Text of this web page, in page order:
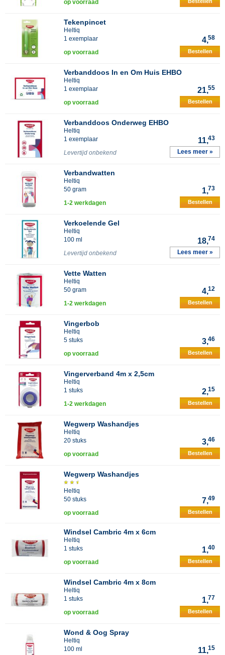
op voorraad
Tekenpincet
Heltiq
1 exemplaar
4,58
op voorraad Bestellen
Verbanddoos In en Om Huis EHBO
Heltiq
1 exemplaar
21,55
op voorraad Bestellen
Verbanddoos Onderweg EHBO
Heltiq
1 exemplaar
11,43
Levertijd onbekend Lees meer »
Verbandwatten
Heltiq
50 gram
1,73
1-2 werkdagen Bestellen
Verkoelende Gel
Heltiq
100 ml
18,74
Levertijd onbekend Lees meer »
Vette Watten
Heltiq
50 gram
4,12
1-2 werkdagen Bestellen
Vingerbob
Heltiq
5 stuks
3,46
op voorraad Bestellen
Vingerverband 4m x 2,5cm
Heltiq
1 stuks
2,15
1-2 werkdagen Bestellen
Wegwerp Washandjes
Heltiq
20 stuks
3,46
op voorraad Bestellen
Wegwerp Washandjes
Heltiq
50 stuks
7,49
op voorraad Bestellen
Windsel Cambric 4m x 6cm
Heltiq
1 stuks
1,40
op voorraad Bestellen
Windsel Cambric 4m x 8cm
Heltiq
1 stuks
1,77
op voorraad Bestellen
Wond & Oog Spray
Heltiq
100 ml
11,15